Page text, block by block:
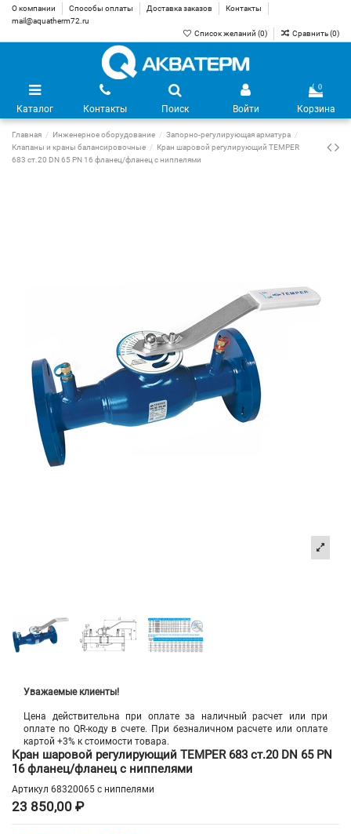
О компании Способы оплаты Доставка заказов
Контакты
mail@aquatherm72.ru
Список желаний (0) Сравнить (0)
Каталог Контакты Поиск Войти
0
Корзина
Главная Инженерное оборудование
Запорно-регулирующая арматура
Клапаны и краны балансировочные
Кран шаровой регулирующий TEMPER
683 ст.20 DN 65 PN 16 фланец/фланец с ниппелями
Уважаемые клиенты!
Цена действительна при оплате за наличный расчет или при
оплате по QR-коду в счете. При безналичном расчете или оплате
картой +3% к стоимости товара.
Кран шаровой регулирующий TEMPER 683 ст.20 DN 65 PN
16 фланец/фланец с ниппелями
Артикул 68320065 с ниппелями
23 850,00 ₽